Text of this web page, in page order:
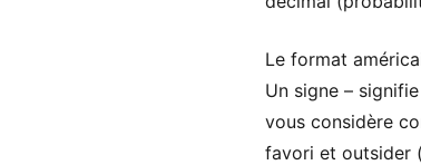
Le format
Un signe –
vous considère
favori et outsider